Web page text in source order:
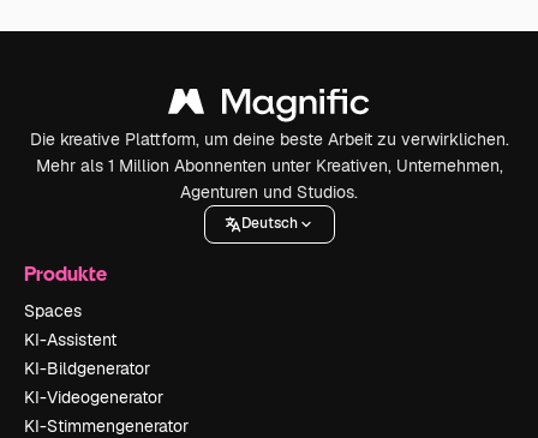
Die kreative Plattform, um deine beste Arbeit zu verwirklichen.
Mehr als 1 Million Abonnenten unter Kreativen, Unternehmen,
Agenturen und Studios.
Deutsch
Produkte
Spaces
KI-Assistent
KI-Bildgenerator
KI-Videogenerator
KI-Stimmengenerator